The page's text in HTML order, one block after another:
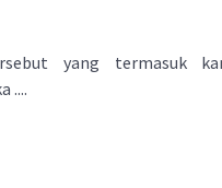
yang termasuk
....